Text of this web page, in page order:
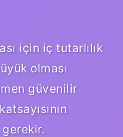
için iç tutarlılık
olması
güvenilir
gerekir.